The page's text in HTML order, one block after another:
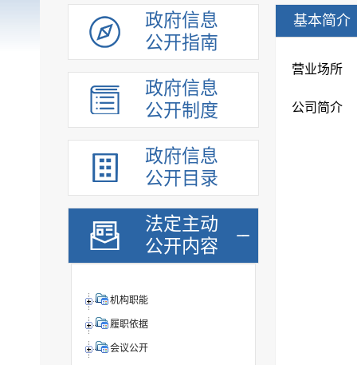
政府信息
公开指南
政府信息
公开制度
政府信息
公开目录
法定主动
公开内容
机构职能
履职依据
会议公开
基本简介
营业场所
公司简介